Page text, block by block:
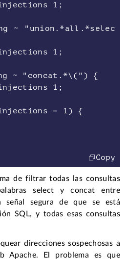
1;
~ "union.*all.*selec
1;
~ "concat.*\(") {
1;
= 1) {
Copy
de filtrar todas las consultas
select y concat entre
señal segura de que se está
SQL, y todas esas consultas
direcciones sospechosas a
Apache. El problema es que